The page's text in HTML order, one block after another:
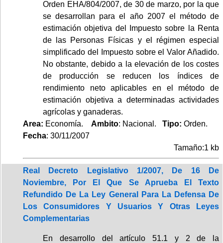
Orden EHA/804/2007, de 30 de marzo, por la que
se desarrollan para el año 2007 el método de
estimación objetiva del Impuesto sobre la Renta
de las Personas Físicas y el régimen especial
simplificado del Impuesto sobre el Valor Añadido.
No obstante, debido a la elevación de los costes
de producción se reducen los índices de
rendimiento neto aplicables en el método de
estimación objetiva a determinadas actividades
agrícolas y ganaderas.
Area: Economía. Ambito: Nacional. Tipo: Orden.
Fecha: 30/11/2007
Tamaño:1 kb
Real Decreto Legislativo 1/2007, De 16 De
Noviembre, Por El Que Se Aprueba El Texto
Refundido De La Ley General Para La Defensa De
Los Consumidores Y Usuarios Y Otras Leyes
Complementarias
En desarrollo del artículo 51.1 y 2 de la